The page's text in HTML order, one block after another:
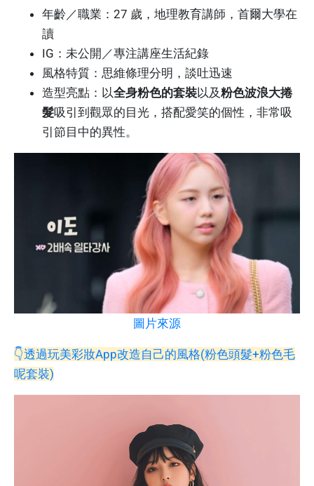
年齡／職業：27 歲，地理教育講師，首爾大學在
讀
IG：未公開／專注講座生活紀錄
風格特質：思維條理分明，談吐迅速
造型亮點：以全身粉色的套裝以及粉色波浪大捲
髮吸引到觀眾的目光，搭配愛笑的個性，非常吸
引節目中的異性。
圖片來源
👇透過玩美彩妝App改造自己的風格(粉色頭髮+粉色毛
呢套裝)